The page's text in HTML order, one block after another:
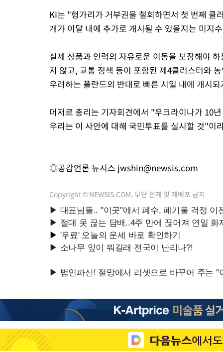
KI는 "헝가리가 거부권을 철회하면서 첫 번째 클
개가 이달 내에 추가로 개시될 수 있을지는 미지
실제 상품과 인력의 자유로운 이동을 보장해야
지 않고, 교통 정책 등이 포함된 제4클러스터와
우려하는 폴란드의 반대로 빠른 시일 내에 개시
머저르 총리는 기자회견에서 "우크라이나가 10
우리는 이 사안에 대해 국민투표를 실시할 것"이
◎공감언론 뉴시스 jwshin@newsis.com
Copyright © NEWSIS.COM, 무단 전재 및 재배포 금지